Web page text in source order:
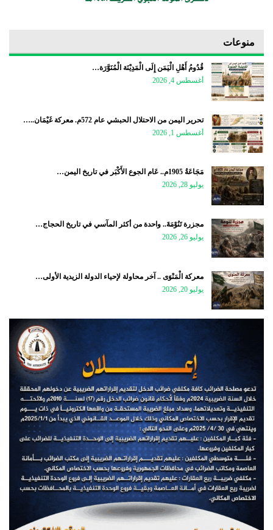
منوعات
قُدُومُ أَهْلِ الْيَمَن إِلَى الْمَدِيْنَة الْمُنَوَّرَة…
أغسطس 4, 2026
تحرير اليمن من الاحتلال الحبشي عام 572م. معركة غَيْمَان..…
أغسطس 1, 2026
مَجَاعَةُ 1905م.. عَام الجوع الأَكْبَر في تاريخ اليمن…
يوليو 28, 2026
مجزرة تَنُوْمَةَ.. واحدة من أكثر المآسي في تاريخ الحجاج…
يوليو 26, 2026
معركة الْمَنْوَى .. آخر محاولة لإحياء الدولة الزيدية الأولى…
يوليو 20, 2026